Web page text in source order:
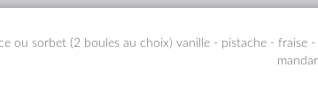
ou sorbet (2 boules au choix) vanille - pistache - fraise